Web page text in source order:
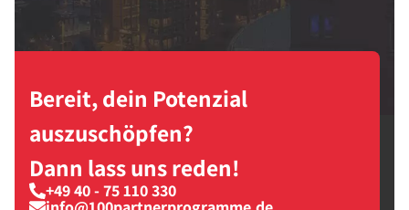
Bereit, dein Potenzial
auszuschöpfen?
Dann lass uns reden!
+49 40 - 75 110 330